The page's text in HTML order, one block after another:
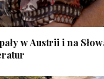
w Austrii i na